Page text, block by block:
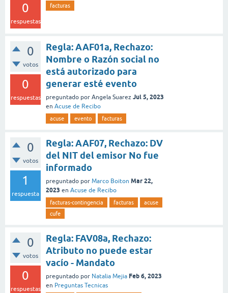
0
respuestas
facturas
0
votos
0
respuestas
Regla: AAF01a, Rechazo:
Nombre o Razón social no
está autorizado para
generar esté evento
preguntado por Angela Suarez Jul 5, 2023
en Acuse de Recibo
acuse evento facturas
0
votos
1
respuesta
Regla: AAF07, Rechazo: DV
del NIT del emisor No fue
informado
preguntado por Marco Boiton Mar 22,
2023 en Acuse de Recibo
facturas-contingencia facturas
acuse
cufe
0
votos
0
respuestas
Regla: FAV08a, Rechazo:
Atributo no puede estar
vacío - Mandato
preguntado por Natalia Mejia Feb 6, 2023
en Preguntas Tecnicas